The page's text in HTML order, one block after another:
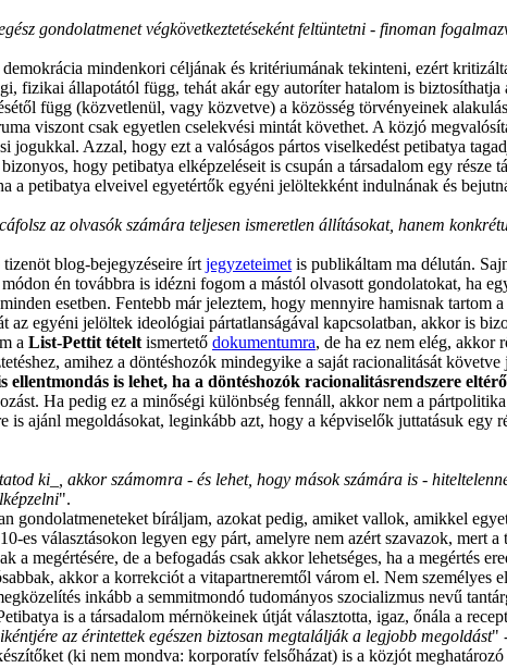
gondolatmenet végkövetkeztetéseként feltüntetni - finoman
mindenkori céljának és kritériumának tekinteni, ezért
fizikai állapotától függ, tehát akár egy autoríter hatalom is
függ (közvetlenül, vagy közvetve) a közösség törvényeinek
viszont csak egyetlen cselekvési mintát követhet. A közjó
jogukkal. Azzal, hogy ezt a valóságos pártos viselkedést petibatya
hogy petibatya elképzeléseit is csupán a társadalom egy része
a petibatya elveivel egyetértők egyéni jelöltekként indulnának és
az olvasók számára teljesen ismeretlen állításokat, hanem
blog-bejegyzéseire írt jegyzeteimet is publikáltam ma délután.
én továbbra is idézni fogom a mástól olvasott gondolatokat, ha
esetben. Fentebb már jeleztem, hogy mennyire hamisnak tartom
az egyéni jelöltek ideológiai pártatlanságával kapcsolatban, akkor is
a List-Pettit tételt ismertető dokumentumra, de ha ez nem elég, akkor
amihez a döntéshozók mindegyike a saját racionalitását követve
is lehet, ha a döntéshozók racionalitásrendszere eltérő
Ha pedig ez a minőségi különbség fennáll, akkor nem a
is ajánl megoldásokat, leginkább azt, hogy a képviselők juttatásuk egy
ki_, akkor számomra - és lehet, hogy mások számára is -
".
gondolatmeneteket bíráljam, azokat pedig, amiket vallok, amikkel
es választásokon legyen egy párt, amelyre nem azért szavazok, mert
megértésére, de a befogadás csak akkor lehetséges, ha a megértés
akkor a korrekciót a vitapartneremtől várom el. Nem személyes
inkább a semmitmondó tudományos szocializmus nevű
is a társadalom mérnökeinek útját választotta, igaz, őnála a
az érintettek egészen biztosan megtalálják a legjobb megoldást"
(ki nem mondva: korporatív felsőházat) is a közjót